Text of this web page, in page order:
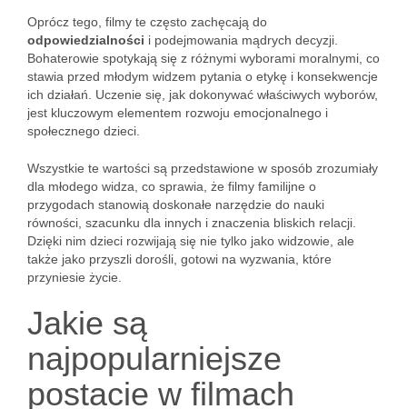
Oprócz tego, filmy te często zachęcają do
odpowiedzialności i podejmowania mądrych decyzji.
Bohaterowie spotykają się z różnymi wyborami moralnymi, co
stawia przed młodym widzem pytania o etykę i konsekwencje
ich działań. Uczenie się, jak dokonywać właściwych wyborów,
jest kluczowym elementem rozwoju emocjonalnego i
społecznego dzieci.
Wszystkie te wartości są przedstawione w sposób zrozumiały
dla młodego widza, co sprawia, że filmy familijne o
przygodach stanowią doskonałe narzędzie do nauki
równości, szacunku dla innych i znaczenia bliskich relacji.
Dzięki nim dzieci rozwijają się nie tylko jako widzowie, ale
także jako przyszli dorośli, gotowi na wyzwania, które
przyniesie życie.
Jakie są
najpopularniejsze
postacie w filmach